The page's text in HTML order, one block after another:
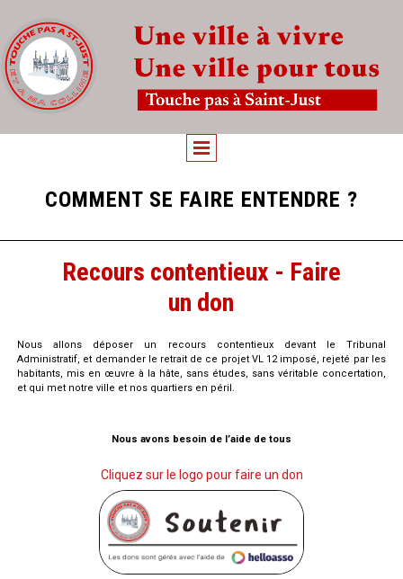
COMMENT SE FAIRE ENTENDRE ?
Recours contentieux - Faire
un don
Nous allons déposer un recours contentieux devant le Tribunal
Administratif, et demander le retrait de ce projet VL 12 imposé, rejeté par les
habitants, mis en œuvre à la hâte, sans études, sans véritable concertation,
et qui met notre ville et nos quartiers en péril.
Nous avons besoin de l’aide de tous
Cliquez sur le logo pour faire un don